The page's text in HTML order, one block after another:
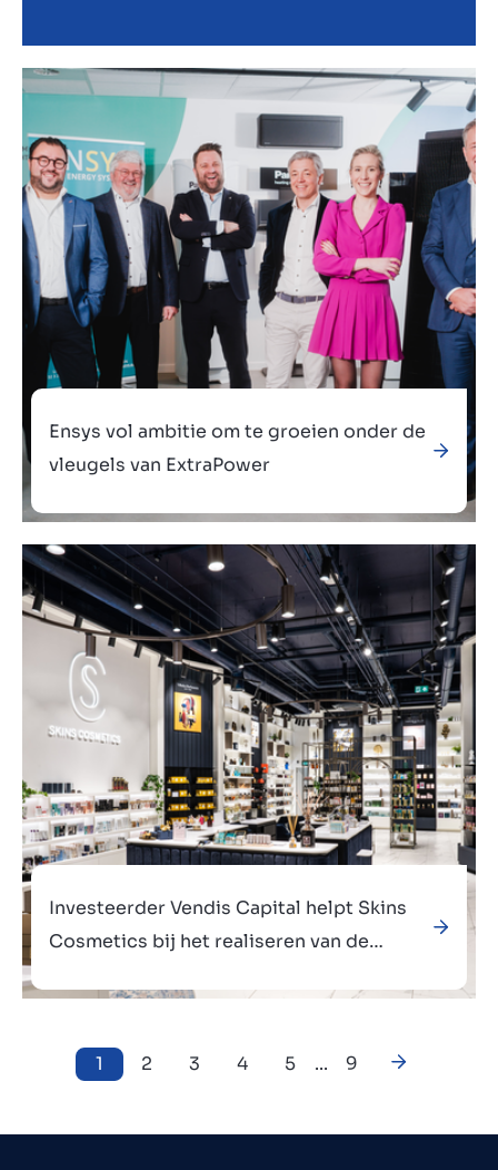
Ensys vol ambitie om te groeien onder de
vleugels van ExtraPower
Verkocht aan
Investeerder Vendis Capital helpt Skins
Cosmetics bij het realiseren van de
1 2 3 4 5 ... 9